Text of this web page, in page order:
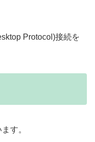
Protocol)接続を
す。